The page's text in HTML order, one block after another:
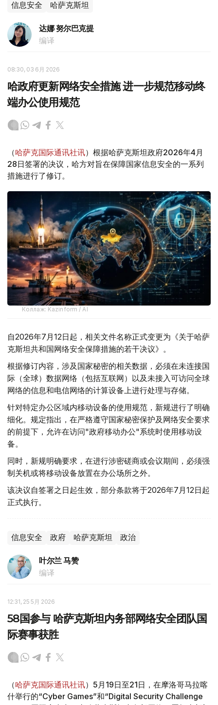
信息安全 哈萨克斯坦
达娜 努尔巴克提
编译
08:30, 03 6月 2026
哈政府更新网络安全措施 进一步规范移动终
端办公使用规范
（哈萨克国际通讯社讯）根据哈萨克斯坦政府2026年4月
28日签署的决议，哈方对旨在保障国家信息安全的一系列
措施进行了修订。
Коллаж: Kazinform / AI
自2026年7月12日起，相关文件名称正式变更为《关于哈萨
克斯坦共和国网络安全保障措施的若干决议》。
根据修订内容，涉及国家秘密的相关数据，必须在未连接国
际（全球）数据网络（包括互联网）以及未接入可访问全球
网络的信息和电信网络的计算设备上进行处理与存储。
针对特定办公区域内移动设备的使用规范，新规进行了明确
细化。规定指出，在严格遵守国家秘密保护及网络安全要求
的前提下，允许在访问"政府移动办公"系统时使用移动设
备。
同时，新规明确要求，在进行涉密磋商或会议期间，必须强
制关机或将移动设备放置在办公场所之外。
该决议自签署之日起生效，部分条款将于2026年7月12日起
正式执行。
信息安全 政府 哈萨克斯坦 政治
叶尔兰 马赞
编译
12:31, 25 5月 2026
58国参与 哈萨克斯坦内务部网络安全团队国
际赛事获胜
（哈萨克国际通讯社讯）5月19日至21日，在摩洛哥马拉喀
什举行的“Cyber Games”和“Digital Security Challenge